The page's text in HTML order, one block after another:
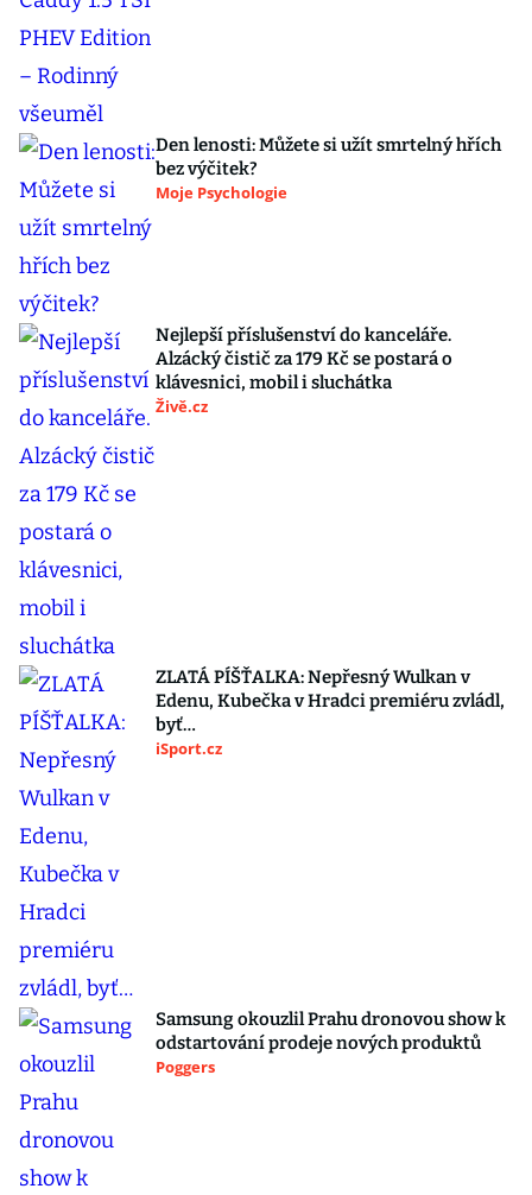
Den lenosti: Můžete si užít smrtelný hřích
bez výčitek?
Moje Psychologie
Nejlepší příslušenství do kanceláře.
Alzácký čistič za 179 Kč se postará o
klávesnici, mobil i sluchátka
Živě.cz
ZLATÁ PÍŠŤALKA: Nepřesný Wulkan v
Edenu, Kubečka v Hradci premiéru zvládl,
byť…
iSport.cz
Samsung okouzlil Prahu dronovou show k
odstartování prodeje nových produktů
Poggers